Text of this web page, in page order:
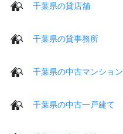
千葉県の貸店舗
千葉県の貸事務所
千葉県の中古マンション
千葉県の中古一戸建て